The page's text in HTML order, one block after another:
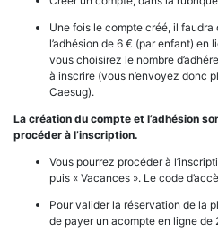
Une fois le compte créé, il
l’adhésion de 6 € (par enfant) en
vous choisirez le nombre
à inscrire (vous n’envoyez donc
Caesug).
La création du compte et l’adhésion
procéder à l’inscription.
Vous pourrez procéder à
puis « Vacances ». Le code
Pour valider la réservation de la
de payer un acompte en ligne de